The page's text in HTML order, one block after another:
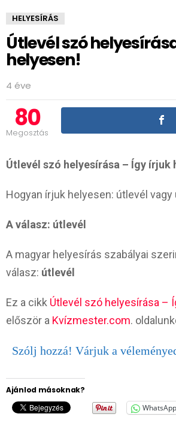
HELYESÍRÁS
Útlevél szó
helyesen!
4 éve
80
Megosztás
Útlevél szó helyesírása – Így írjuk
Hogyan írjuk helyesen: útlevél vagy
A válasz: útlevél
A magyar helyesírás szabályai
válasz: útlevél
Ez a cikk Útlevél szó helyesírása –
először a Kvízmester.com.
Szólj hozzá! Várjuk a
Ajánlod másoknak?
WhatsApp